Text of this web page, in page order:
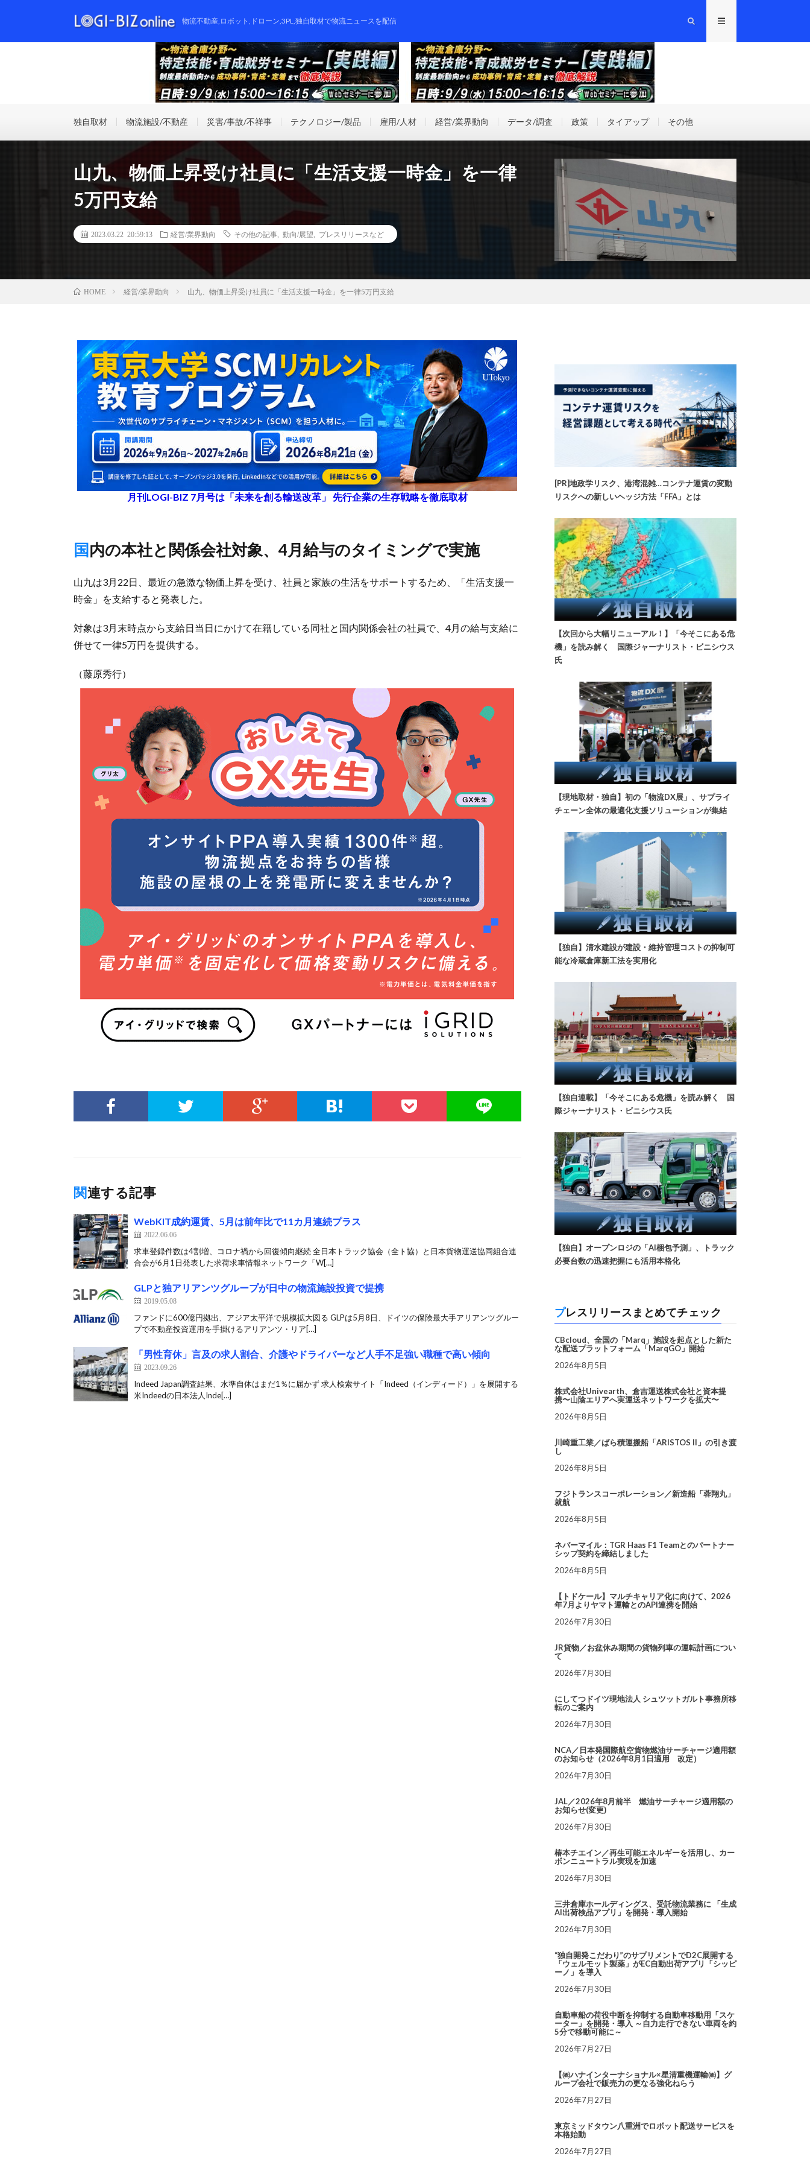
物流不動産,ロボット,ドローン,3PL,独自取材で物流ニュースを配信
独自取材 物流施設/不動産 災害/事故/不祥事 テクノロジー/製品 雇用/人材 経営/業界動向 データ/調査 政策 タイアップ その他
山九、物価上昇受け社員に「生活支援一時金」を一律
5万円支給
2023.03.22 20:59:13 経営/業界動向 その他の記事 動向/展望 プレスリリースなど
HOME 経営/業界動向 山九、物価上昇受け社員に「生活支援一時金」を一律5万円支給
月刊LOGI-BIZ 7月号は「未来を創る輸送改革」 先行企業の生存戦略を徹底取材
国内の本社と関係会社対象、4月給与のタイミングで実施
山九は3月22日、最近の急激な物価上昇を受け、社員と家族の生活をサポートするため、「生活支援一
時金」を支給すると発表した。
対象は3月末時点から支給日当日にかけて在籍している同社と国内関係会社の社員で、4月の給与支給に
併せて一律5万円を提供する。
（藤原秀行）
関連する記事
WebKIT成約運賃、5月は前年比で11カ月連続プラス
2022.06.06
求車登録件数は4割増、コロナ禍から回復傾向継続 全日本トラック協会（全ト協）と日本貨物運送協同組合連
合会が6月1日発表した求荷求車情報ネットワーク「W[…]
GLPと独アリアンツグループが日中の物流施設投資で提携
2019.05.08
ファンドに600億円拠出、アジア太平洋で規模拡大図る GLPは5月8日、ドイツの保険最大手アリアンツグルー
プで不動産投資運用を手掛けるアリアンツ・リア[…]
「男性育休」言及の求人割合、介護やドライバーなど人手不足強い職種で高い傾向
2023.09.26
Indeed Japan調査結果、水準自体はまだ1％に届かず 求人検索サイト「Indeed（インディード）」を展開する
米Indeedの日本法人Inde[…]
[PR]地政学リスク、港湾混雑…コンテナ運賃の変動
リスクへの新しいヘッジ方法「FFA」とは
【次回から大幅リニューアル！】「今そこにある危
機」を読み解く 国際ジャーナリスト・ビニシウス
氏
【現地取材・独自】初の「物流DX展」、サプライ
チェーン全体の最適化支援ソリューションが集結
【独自】清水建設が建設・維持管理コストの抑制可
能な冷蔵倉庫新工法を実用化
【独自連載】「今そこにある危機」を読み解く 国
際ジャーナリスト・ビニシウス氏
【独自】オープンロジの「AI梱包予測」、トラック
必要台数の迅速把握にも活用本格化
プレスリリースまとめてチェック
CBcloud、全国の「Marq」施設を起点とした新た
な配送プラットフォーム「MarqGO」開始
2026年8月5日
株式会社Univearth、倉吉運送株式会社と資本提
携〜山陰エリアへ実運送ネットワークを拡大〜
2026年8月5日
川崎重工業／ばら積運搬船「ARISTOS II」の引き渡
し
2026年8月5日
フジトランスコーポレーション／新造船「蓉翔丸」
就航
2026年8月5日
ネバーマイル：TGR Haas F1 Teamとのパートナー
シップ契約を締結しました
2026年8月5日
【トドケール】マルチキャリア化に向けて、2026
年7月よりヤマト運輸とのAPI連携を開始
2026年7月30日
JR貨物／お盆休み期間の貨物列車の運転計画につい
て
2026年7月30日
にしてつドイツ現地法人 シュツットガルト事務所移
転のご案内
2026年7月30日
NCA／日本発国際航空貨物燃油サーチャージ適用額
のお知らせ（2026年8月1日適用 改定）
2026年7月30日
JAL／2026年8月前半 燃油サーチャージ適用額の
お知らせ(変更)
2026年7月30日
椿本チエイン／再生可能エネルギーを活用し、カー
ボンニュートラル実現を加速
2026年7月30日
三井倉庫ホールディングス、受託物流業務に 「生成
AI出荷検品アプリ」を開発・導入開始
2026年7月30日
“独自開発こだわり”のサプリメントでD2C展開する
「ウェルモット製薬」がEC自動出荷アプリ「シッピ
ーノ」を導入
2026年7月30日
自動車船の荷役中断を抑制する自動車移動用「スケ
ーター」を開発・導入 ～自力走行できない車両を約
5分で移動可能に～
2026年7月27日
【㈱ハナインターナショナル×星清重機運輸㈱】グ
ループ会社で販売力の更なる強化ねらう
2026年7月27日
東京ミッドタウン八重洲でロボット配送サービスを
本格始動
2026年7月27日